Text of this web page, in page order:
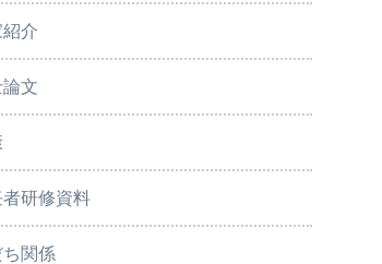
介
文
研修資料
関係